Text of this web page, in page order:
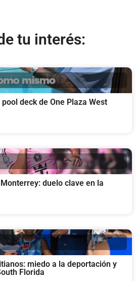
tu interés:
deck de One Plaza West
duelo clave en la
miedo a la deportación y
Florida